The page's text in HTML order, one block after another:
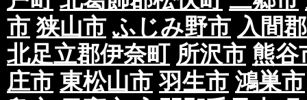
市 狭山市 ふじみ野市 入間
北足立郡伊奈町 所沢市 熊谷
庄市 東松山市 羽生市 鴻巣市